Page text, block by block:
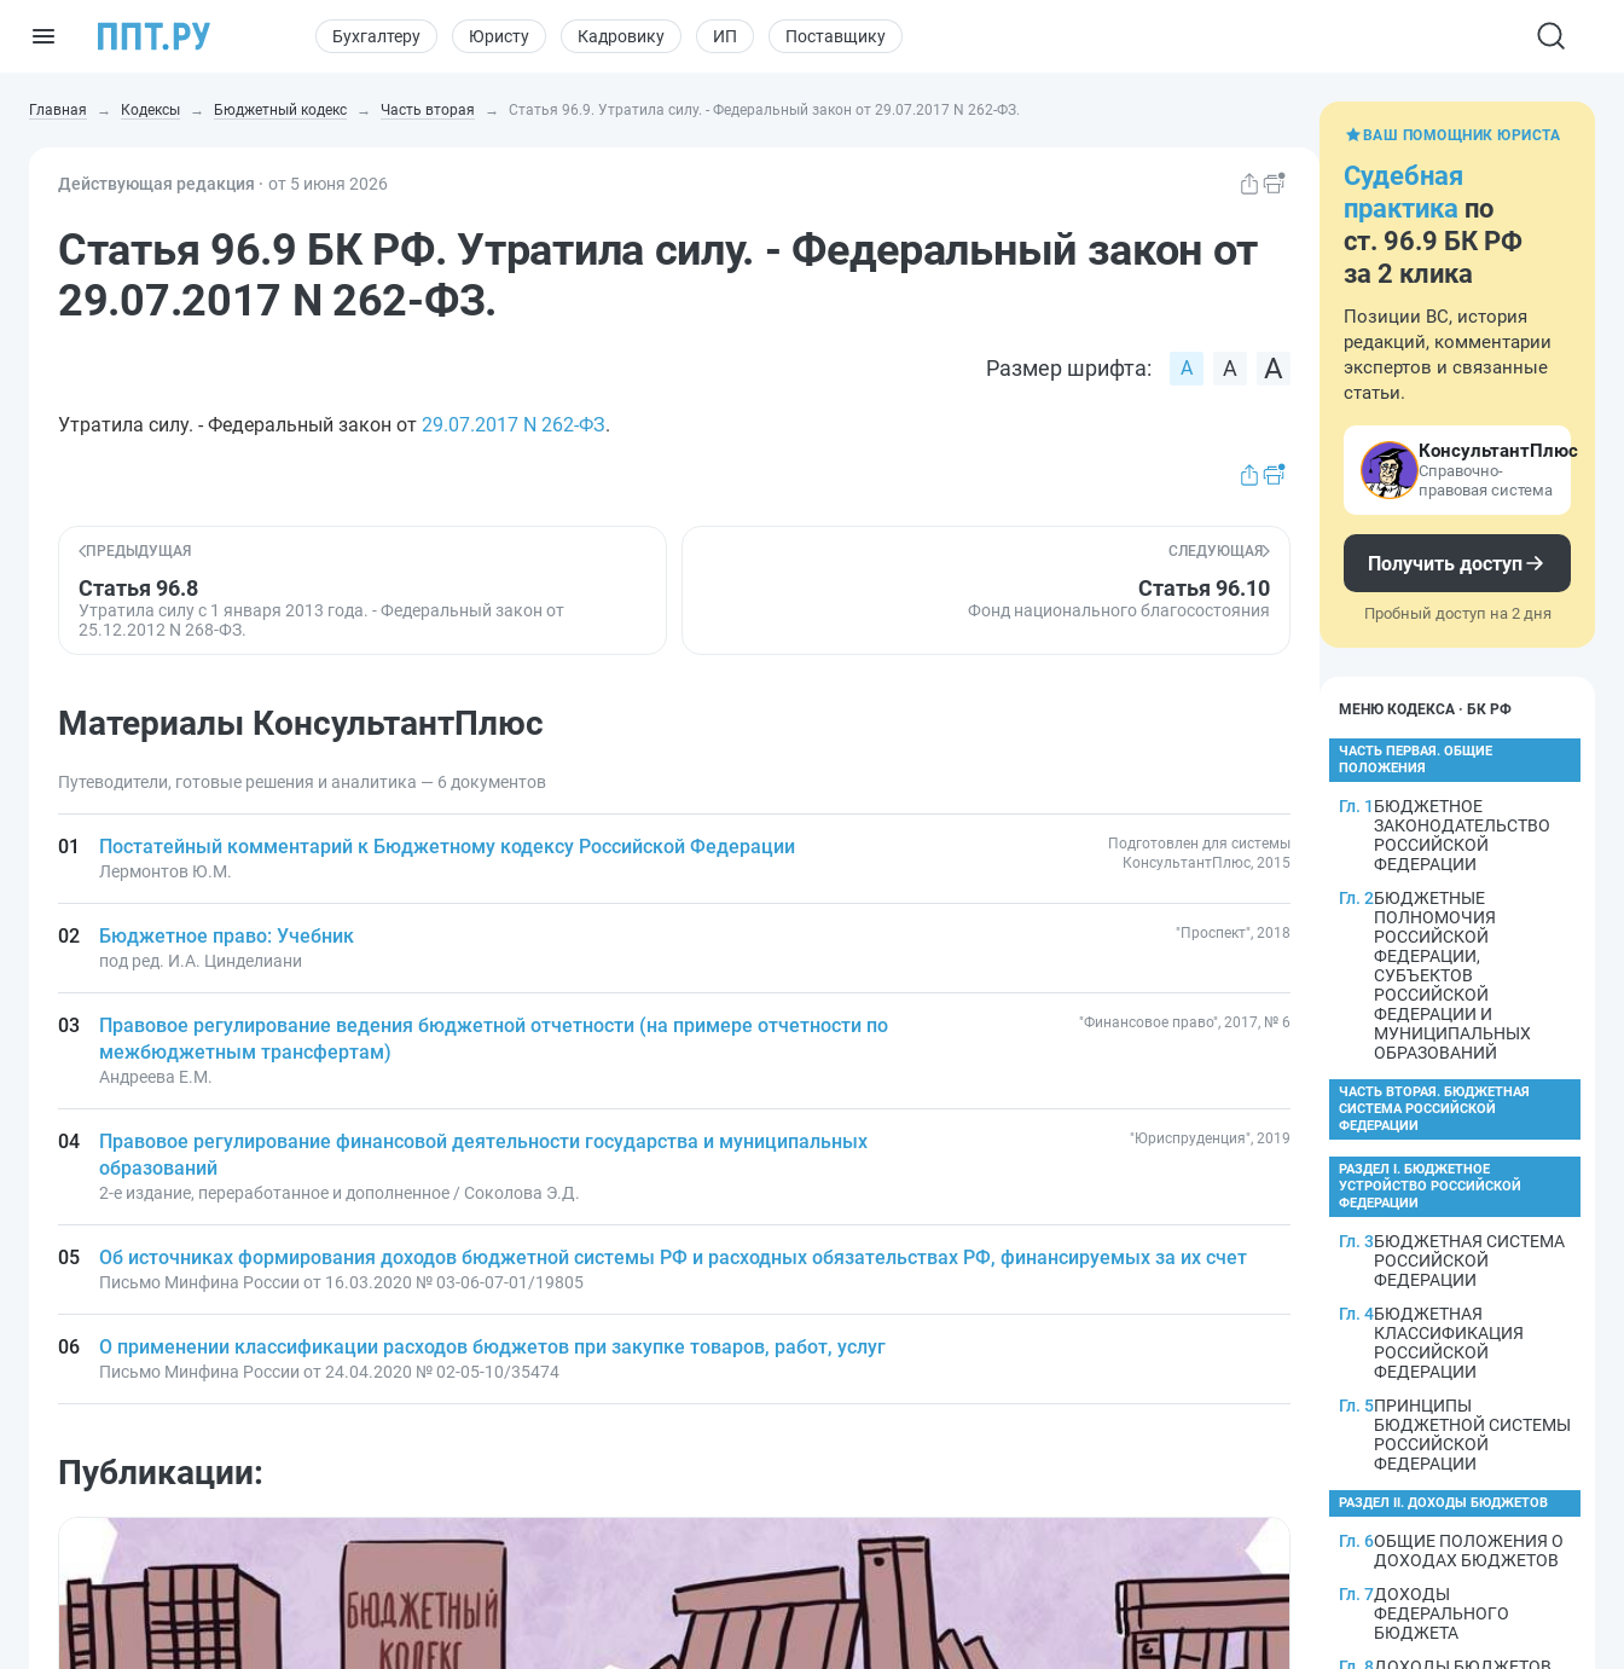
Бухгалтеру Юристу Кадровику ИП Поставщику
Главная Кодексы Бюджетный кодекс Часть вторая Статья 96.9. Утратила силу. - Федеральный закон от 29.07.2017 N 262-ФЗ.
Действующая редакция ⸱ от 5 июня 2026
Статья 96.9 БК РФ. Утратила силу. - Федеральный закон от
29.07.2017 N 262-ФЗ.
Размер шрифта:
Утратила силу. - Федеральный закон от 29.07.2017 N 262-ФЗ.
ПРЕДЫДУЩАЯ
Статья 96.8
Утратила силу с 1 января 2013 года. - Федеральный закон от
25.12.2012 N 268-ФЗ.
СЛЕДУЮЩАЯ
Статья 96.10
Фонд национального благосостояния
Материалы КонсультантПлюс
Путеводители, готовые решения и аналитика — 6 документов
Постатейный комментарий к Бюджетному кодексу Российской Федерации
Лермонтов Ю.М.
Подготовлен для системы
КонсультантПлюс, 2015
Бюджетное право: Учебник
под ред. И.А. Цинделиани
"Проспект", 2018
Правовое регулирование ведения бюджетной отчетности (на примере отчетности по
межбюджетным трансфертам)
Андреева Е.М.
"Финансовое право", 2017, № 6
Правовое регулирование финансовой деятельности государства и муниципальных
образований
2-е издание, переработанное и дополненное / Соколова Э.Д.
"Юриспруденция", 2019
Об источниках формирования доходов бюджетной системы РФ и расходных обязательствах РФ, финансируемых за их счет
Письмо Минфина России от 16.03.2020 № 03-06-07-01/19805
О применении классификации расходов бюджетов при закупке товаров, работ, услуг
Письмо Минфина России от 24.04.2020 № 02-05-10/35474
Публикации:
ВАШ ПОМОЩНИК ЮРИСТА
Судебная
практика по
ст. 96.9 БК РФ
за 2 клика
Позиции ВС, история
редакций, комментарии
экспертов и связанные
статьи.
КонсультантПлюс
Справочно-
правовая система
Получить доступ
Пробный доступ на 2 дня
МЕНЮ КОДЕКСА · БК РФ
ЧАСТЬ ПЕРВАЯ. ОБЩИЕ
ПОЛОЖЕНИЯ
Гл. 1БЮДЖЕТНОЕ
ЗАКОНОДАТЕЛЬСТВО
РОССИЙСКОЙ
ФЕДЕРАЦИИ
Гл. 2БЮДЖЕТНЫЕ
ПОЛНОМОЧИЯ
РОССИЙСКОЙ
ФЕДЕРАЦИИ,
СУБЪЕКТОВ
РОССИЙСКОЙ
ФЕДЕРАЦИИ И
МУНИЦИПАЛЬНЫХ
ОБРАЗОВАНИЙ
ЧАСТЬ ВТОРАЯ. БЮДЖЕТНАЯ
СИСТЕМА РОССИЙСКОЙ
ФЕДЕРАЦИИ
РАЗДЕЛ I. БЮДЖЕТНОЕ
УСТРОЙСТВО РОССИЙСКОЙ
ФЕДЕРАЦИИ
Гл. 3БЮДЖЕТНАЯ СИСТЕМА
РОССИЙСКОЙ
ФЕДЕРАЦИИ
Гл. 4БЮДЖЕТНАЯ
КЛАССИФИКАЦИЯ
РОССИЙСКОЙ
ФЕДЕРАЦИИ
Гл. 5ПРИНЦИПЫ
БЮДЖЕТНОЙ СИСТЕМЫ
РОССИЙСКОЙ
ФЕДЕРАЦИИ
РАЗДЕЛ II. ДОХОДЫ БЮДЖЕТОВ
Гл. 6ОБЩИЕ ПОЛОЖЕНИЯ О
ДОХОДАХ БЮДЖЕТОВ
Гл. 7ДОХОДЫ
ФЕДЕРАЛЬНОГО
БЮДЖЕТА